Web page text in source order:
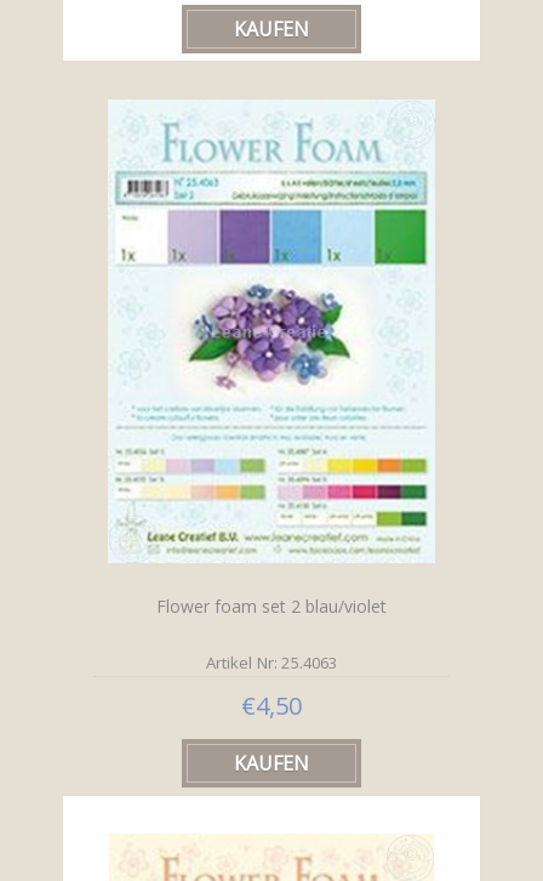
Flower foam set 2 blau/violet
Artikel Nr: 25.4063
€4,50